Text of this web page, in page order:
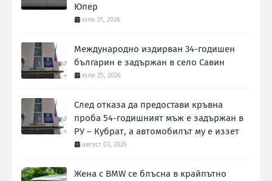
Юпер
юли 21, 2026
Международно издирван 34-годишен
българин е задържан в село Савин
юли 25, 2026
След отказа да предостави кръвна
проба 54-годишният мъж е задържан в
РУ – Кубрат, а автомобилът му е иззет
август 03, 2026
Жена с BMW се блъсна в крайпътно